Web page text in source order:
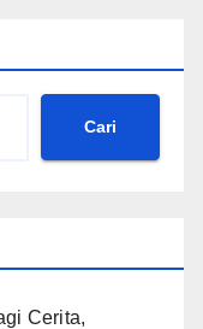
Cari
Cerita,